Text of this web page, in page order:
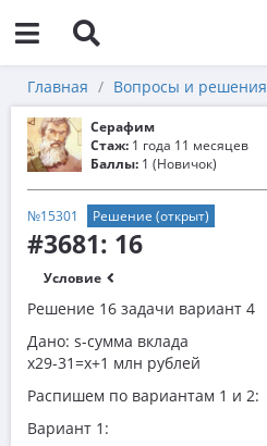
Главная Вопросы и решения
Серафим
Стаж: 1 года 11 месяцев
Баллы: 1 (Новичок)
№15301 Решение (открыт)
#3681: 16
Условие
Решение 16 задачи вариант 4
Дано: s-сумма вклада
x29-31=x+1 млн рублей
Распишем по вариантам 1 и 2:
Вариант 1: